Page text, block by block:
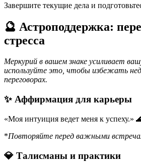
Завершите текущие дела и
🔮 Астроподдержка:
стресса
Меркурий в вашем знаке усиливает
используйте это, чтобы избежать
переговорах.
✨ Аффирмация для карьеры
«Моя интуиция ведет меня к успеху.»
*Повторяйте перед важными
💎 Талисманы и практики